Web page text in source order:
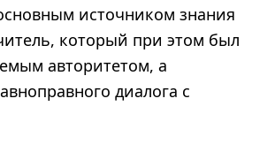
источником знания
который при этом был
авторитетом, а
диалога с